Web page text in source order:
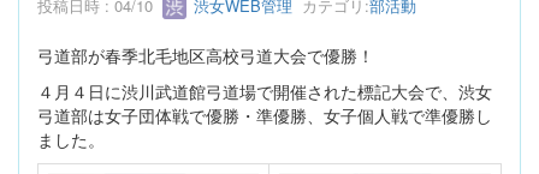
投稿日時 : 04/10 渋女WEB管理 カテゴリ:部活動
弓道部が春季北毛地区高校弓道大会で優勝！
４月４日に渋川武道館弓道場で開催された標記大会で、渋女
弓道部は女子団体戦で優勝・準優勝、女子個人戦で準優勝し
ました。